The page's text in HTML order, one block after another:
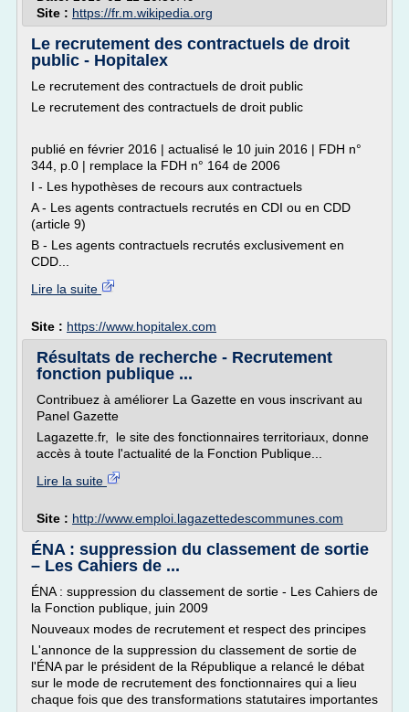
Site : https://fr.m.wikipedia.org
Le recrutement des contractuels de droit
public - Hopitalex
Le recrutement des contractuels de droit public
Le recrutement des contractuels de droit public
publié en février 2016 | actualisé le 10 juin 2016 | FDH n°
344, p.0 | remplace la FDH n° 164 de 2006
I - Les hypothèses de recours aux contractuels
A - Les agents contractuels recrutés en CDI ou en CDD
(article 9)
B - Les agents contractuels recrutés exclusivement en
CDD...
Lire la suite
Site : https://www.hopitalex.com
Résultats de recherche - Recrutement
fonction publique ...
Contribuez à améliorer La Gazette en vous inscrivant au
Panel Gazette
Lagazette.fr, le site des fonctionnaires territoriaux, donne
accès à toute l'actualité de la Fonction Publique...
Lire la suite
Site : http://www.emploi.lagazettedescommunes.com
ÉNA : suppression du classement de sortie
– Les Cahiers de ...
ÉNA : suppression du classement de sortie - Les Cahiers de
la Fonction publique, juin 2009
Nouveaux modes de recrutement et respect des principes
L'annonce de la suppression du classement de sortie de
l'ÉNA par le président de la République a relancé le débat
sur le mode de recrutement des fonctionnaires qui a lieu
chaque fois que des transformations statutaires importantes